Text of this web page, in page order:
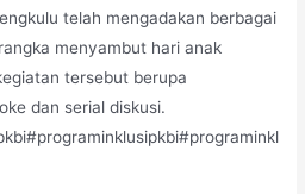
telah mengadakan berbagai
menyambut hari anak
tersebut berupa
dan serial diskusi.